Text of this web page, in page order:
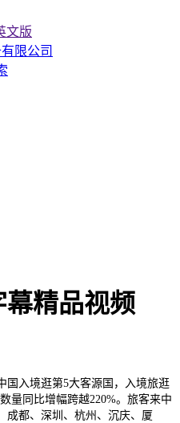
精品视频
入境逛第5大客源国，入境旅逛
量同比增幅跨越220%。旅客来中
成都、深圳、杭州、沉庆、厦